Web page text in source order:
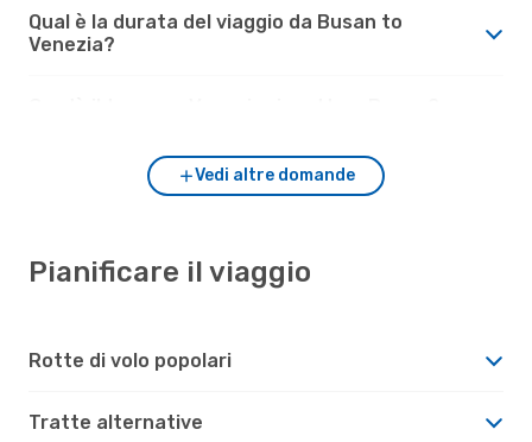
Qual è la durata del viaggio da Busan to
Venezia?
Vedi altre domande
Pianificare il viaggio
Rotte di volo popolari
Tratte alternative